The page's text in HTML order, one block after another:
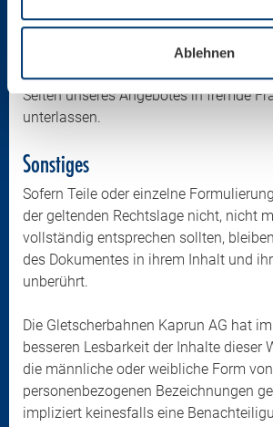
Ablehnen
sowie die Weitergabe an Dritte auch in
überarbeiteter Form ohne Zustimmung
Organisation ist untersagt. Jede
Seiten unseres Angebotes in fremde
unterlassen.
Sonstiges
Sofern Teile oder einzelne
der geltenden Rechtslage nicht, nicht
vollständig entsprechen sollten,
des Dokumentes in ihrem Inhalt und
unberührt.
Die Gletscherbahnen Kaprun AG hat
besseren Lesbarkeit der Inhalte dieser
die männliche oder weibliche Form von
personenbezogenen Bezeichnungen
impliziert keinesfalls eine